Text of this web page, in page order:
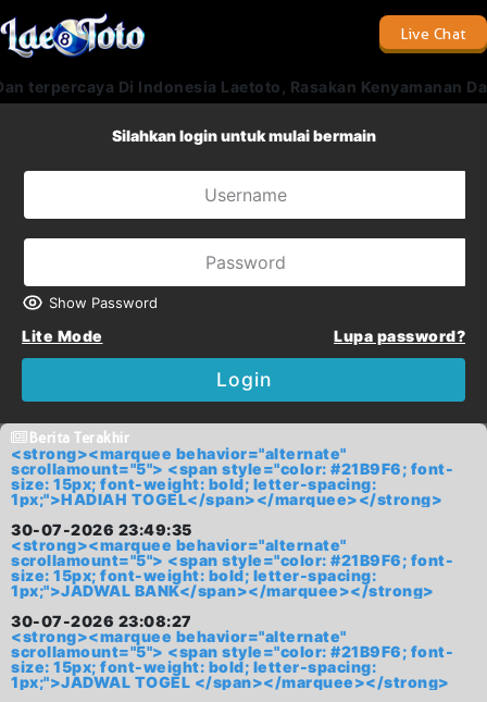
Live Chat
Di Indonesia Laetoto, Rasakan Kenyamanan Dan
Silahkan login untuk mulai bermain
Show Password
Lite Mode Lupa password?
Login
Berita Terakhir
<strong><marquee behavior="alternate"
scrollamount="5"> <span style="color: #21B9F6; font-
size: 15px; font-weight: bold; letter-spacing:
1px;">HADIAH TOGEL</span></marquee></strong>
30-07-2026 23:49:35
<strong><marquee behavior="alternate"
scrollamount="5"> <span style="color: #21B9F6; font-
size: 15px; font-weight: bold; letter-spacing:
1px;">JADWAL BANK</span></marquee></strong>
30-07-2026 23:08:27
<strong><marquee behavior="alternate"
scrollamount="5"> <span style="color: #21B9F6; font-
size: 15px; font-weight: bold; letter-spacing:
1px;">JADWAL TOGEL </span></marquee></strong>